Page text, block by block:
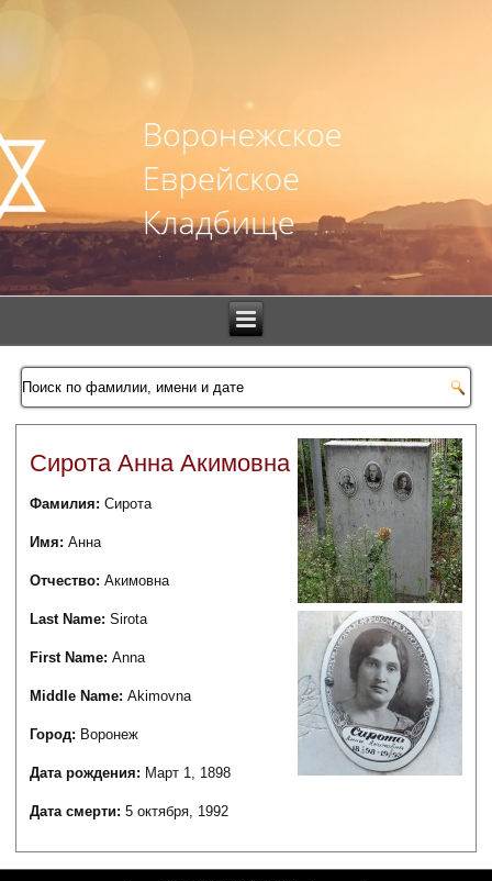
Сирота Анна Акимовна
Фамилия:Сирота
Имя:Анна
Отчество:Акимовна
Last Name:Sirota
First Name:Anna
Middle Name:Akimovna
Город: Воронеж
Дата рождения: Март 1, 1898
Дата смерти:5 октября, 1992